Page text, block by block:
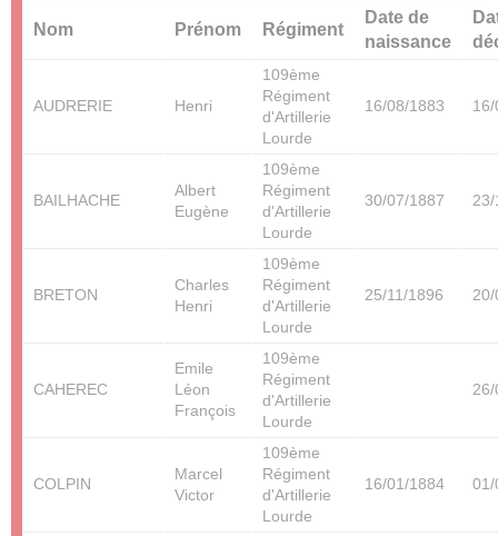
Nom Prénom Régiment
Date de
naissance
AUDRERIE Henri
109ème
Régiment
d'Artillerie
Lourde
16/08/1883
BAILHACHE
Albert
Eugène
109ème
Régiment
d'Artillerie
Lourde
30/07/1887 23/
BRETON
Charles
Henri
109ème
Régiment
d'Artillerie
Lourde
25/11/1896 20/
CAHEREC
Emile
Léon
François
109ème
Régiment
d'Artillerie
Lourde
26/
COLPIN
Marcel
Victor
109ème
Régiment
d'Artillerie
Lourde
16/01/1884 01/